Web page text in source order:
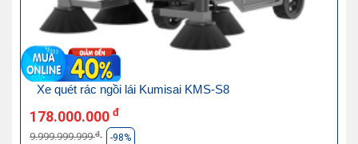
Xe quét rác ngồi lái Kumisai KMS-S8
178.000.000 đ
9.999.999.999đ -98%